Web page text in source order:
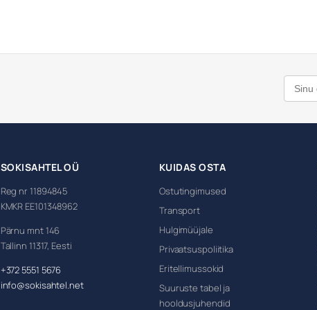
SOKISAHTEL OÜ
Reg nr 11894845
KMKR EE101348962
Pärnu mnt 146
Tallinn 11317, Eesti
+372 5551 5676
info@sokisahtel.net
KUIDAS OSTA
Ostutingimused
Transport
Hulgimüüjale
Privaatsuspoliitika
Eritellimussokid
Suuruste tabel ja
hooldusjuhendid